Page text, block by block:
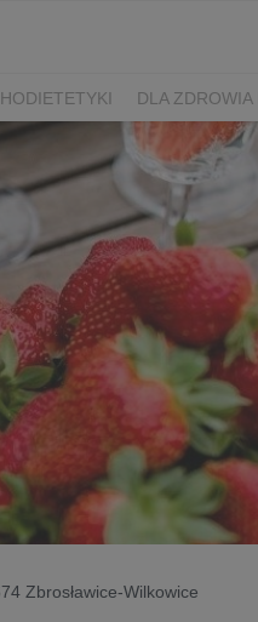
DLA
JEŻYNY PORZECZKI
RZEMIEŚLNICZE
SZCZYT IBO 2023 🫐
Zbrosławice-Wilkowice